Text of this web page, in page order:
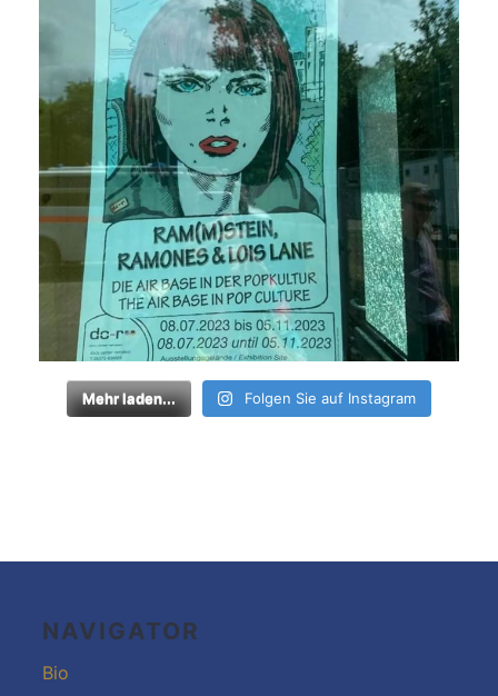
Mehr laden... Folgen Sie auf Instagram
NAVIGATOR
Bio